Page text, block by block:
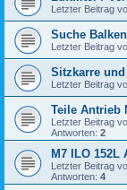
Letzter Beitrag
Suche
Letzter Beitrag
Sitzkarre
Letzter Beitrag
Teile Antrieb
Letzter Beitrag
Antworten: 2
M7 ILO
Letzter Beitrag
Antworten: 4